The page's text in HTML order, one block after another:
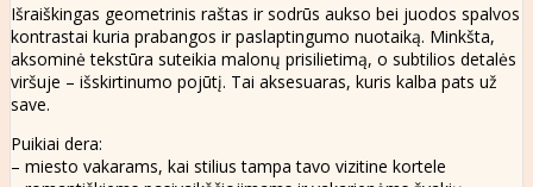
Išraiškingas geometrinis raštas ir sodrūs aukso bei juodos spalvos
kontrastai kuria prabangos ir paslaptingumo nuotaiką. Minkšta,
aksominė tekstūra suteikia malonų prisilietimą, o subtilios detalės
viršuje – išskirtinumo pojūtį. Tai aksesuaras, kuris kalba pats už
save.
Puikiai dera:
– miesto vakarams, kai stilius tampa tavo vizitine kortele